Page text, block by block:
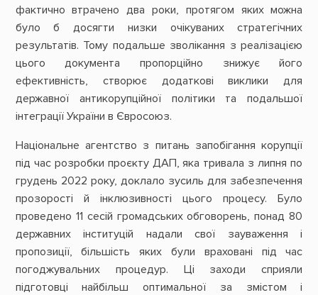
фактично втрачено два роки, протягом яких можна
було б досягти низки очікуваних стратегічних
результатів. Тому подальше зволікання з реалізацією
цього документа пропорційно знижує його
ефективність, створює додаткові виклики для
державної антикорупційної політики та подальшої
інтеграції України в Євросоюз.
Національне агентство з питань запобігання корупції
під час розробки проєкту ДАП, яка тривала з липня по
грудень 2022 року, доклало зусиль для забезпечення
прозорості й інклюзивності цього процесу. Було
проведено 11 сесій громадських обговорень, понад 80
державних інституцій надали свої зауваження і
пропозиції, більшість яких були враховані під час
погоджувальних процедур. Ці заходи сприяли
підготовці найбільш оптимальної за змістом і